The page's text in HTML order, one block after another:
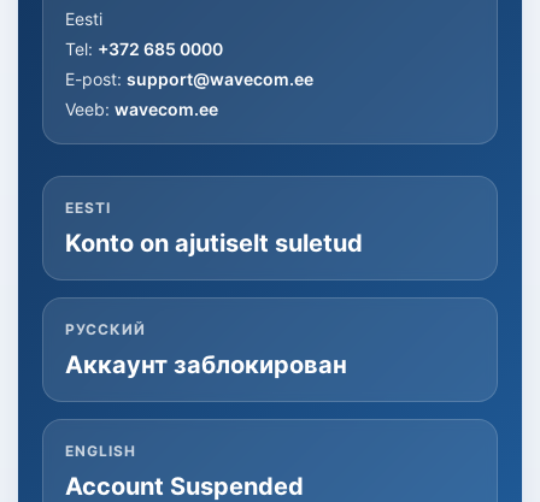
Eesti
Tel: +372 685 0000
E-post: support@wavecom.ee
Veeb: wavecom.ee
EESTI
Konto on ajutiselt suletud
РУССКИЙ
Аккаунт заблокирован
ENGLISH
Account Suspended